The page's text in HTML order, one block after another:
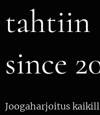
tahtiin
since
Joogaharjoitus